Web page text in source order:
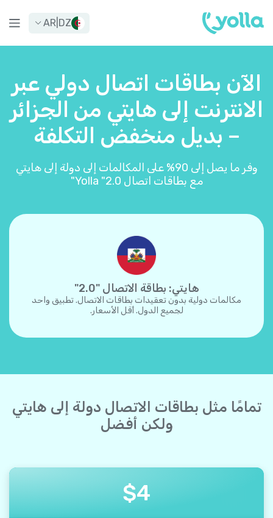
DZ
AR
الآن بطاقات اتصال دولي عبر
الانترنت إلى هايتي من الجزائر
– بديل منخفض التكلفة
وفر ما يصل إلى 90% على المكالمات إلى دولة إلى هايتي
مع بطاقات اتصال Yolla "2.0"
هايتي: بطاقة الاتصال "2.0"
مكالمات دولية بدون تعقيدات بطاقات الاتصال. تطبيق واحد
لجميع الدول. أقل الأسعار.
تمامًا مثل بطاقات الاتصال دولة إلى هايتي
ولكن أفضل
$4